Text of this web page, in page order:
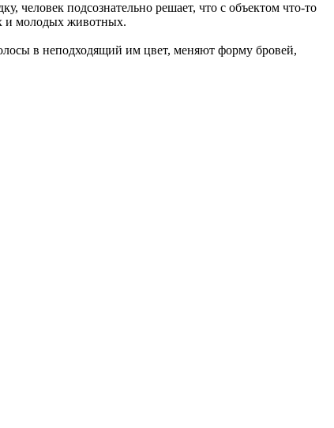
человек подсознательно решает, что с объектом что-то
и молодых животных.
в неподходящий им цвет, меняют форму бровей,